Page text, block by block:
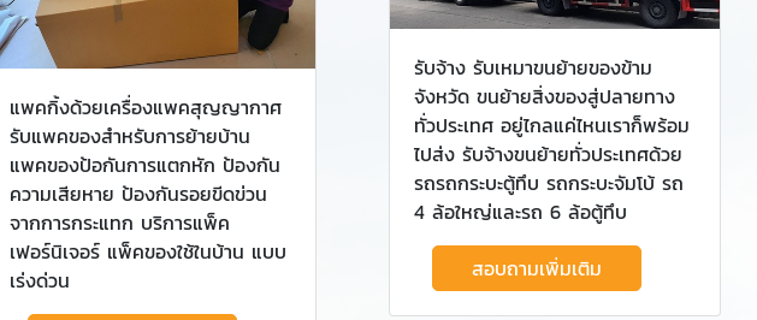
แพคกิ้งด้วยเครื่องแพคสุญญากาศ
รับแพคของสำหรับการย้ายบ้าน
แพคของป้อกันการแตกหัก ป้องกัน
ความเสียหาย ป้องกันรอยขีดข่วน
จากการกระแทก บริการแพ็ค
เฟอร์นิเจอร์ แพ็คของใช้ในบ้าน แบบ
เร่งด่วน
รับจ้าง รับเหมาขนย้ายของข้าม
จังหวัด ขนย้ายสิ่งของสู่ปลายทาง
ทั่วประเทศ อยู่ไกลแค่ไหนเราก็พร้อม
ไปส่ง รับจ้างขนย้ายทั่วประเทศด้วย
รถรถกระบะตู้ทึบ รถกระบะจัมโบ้ รถ
4 ล้อใหญ่และรถ 6 ล้อตู้ทึบ
สอบถามเพิ่มเติม